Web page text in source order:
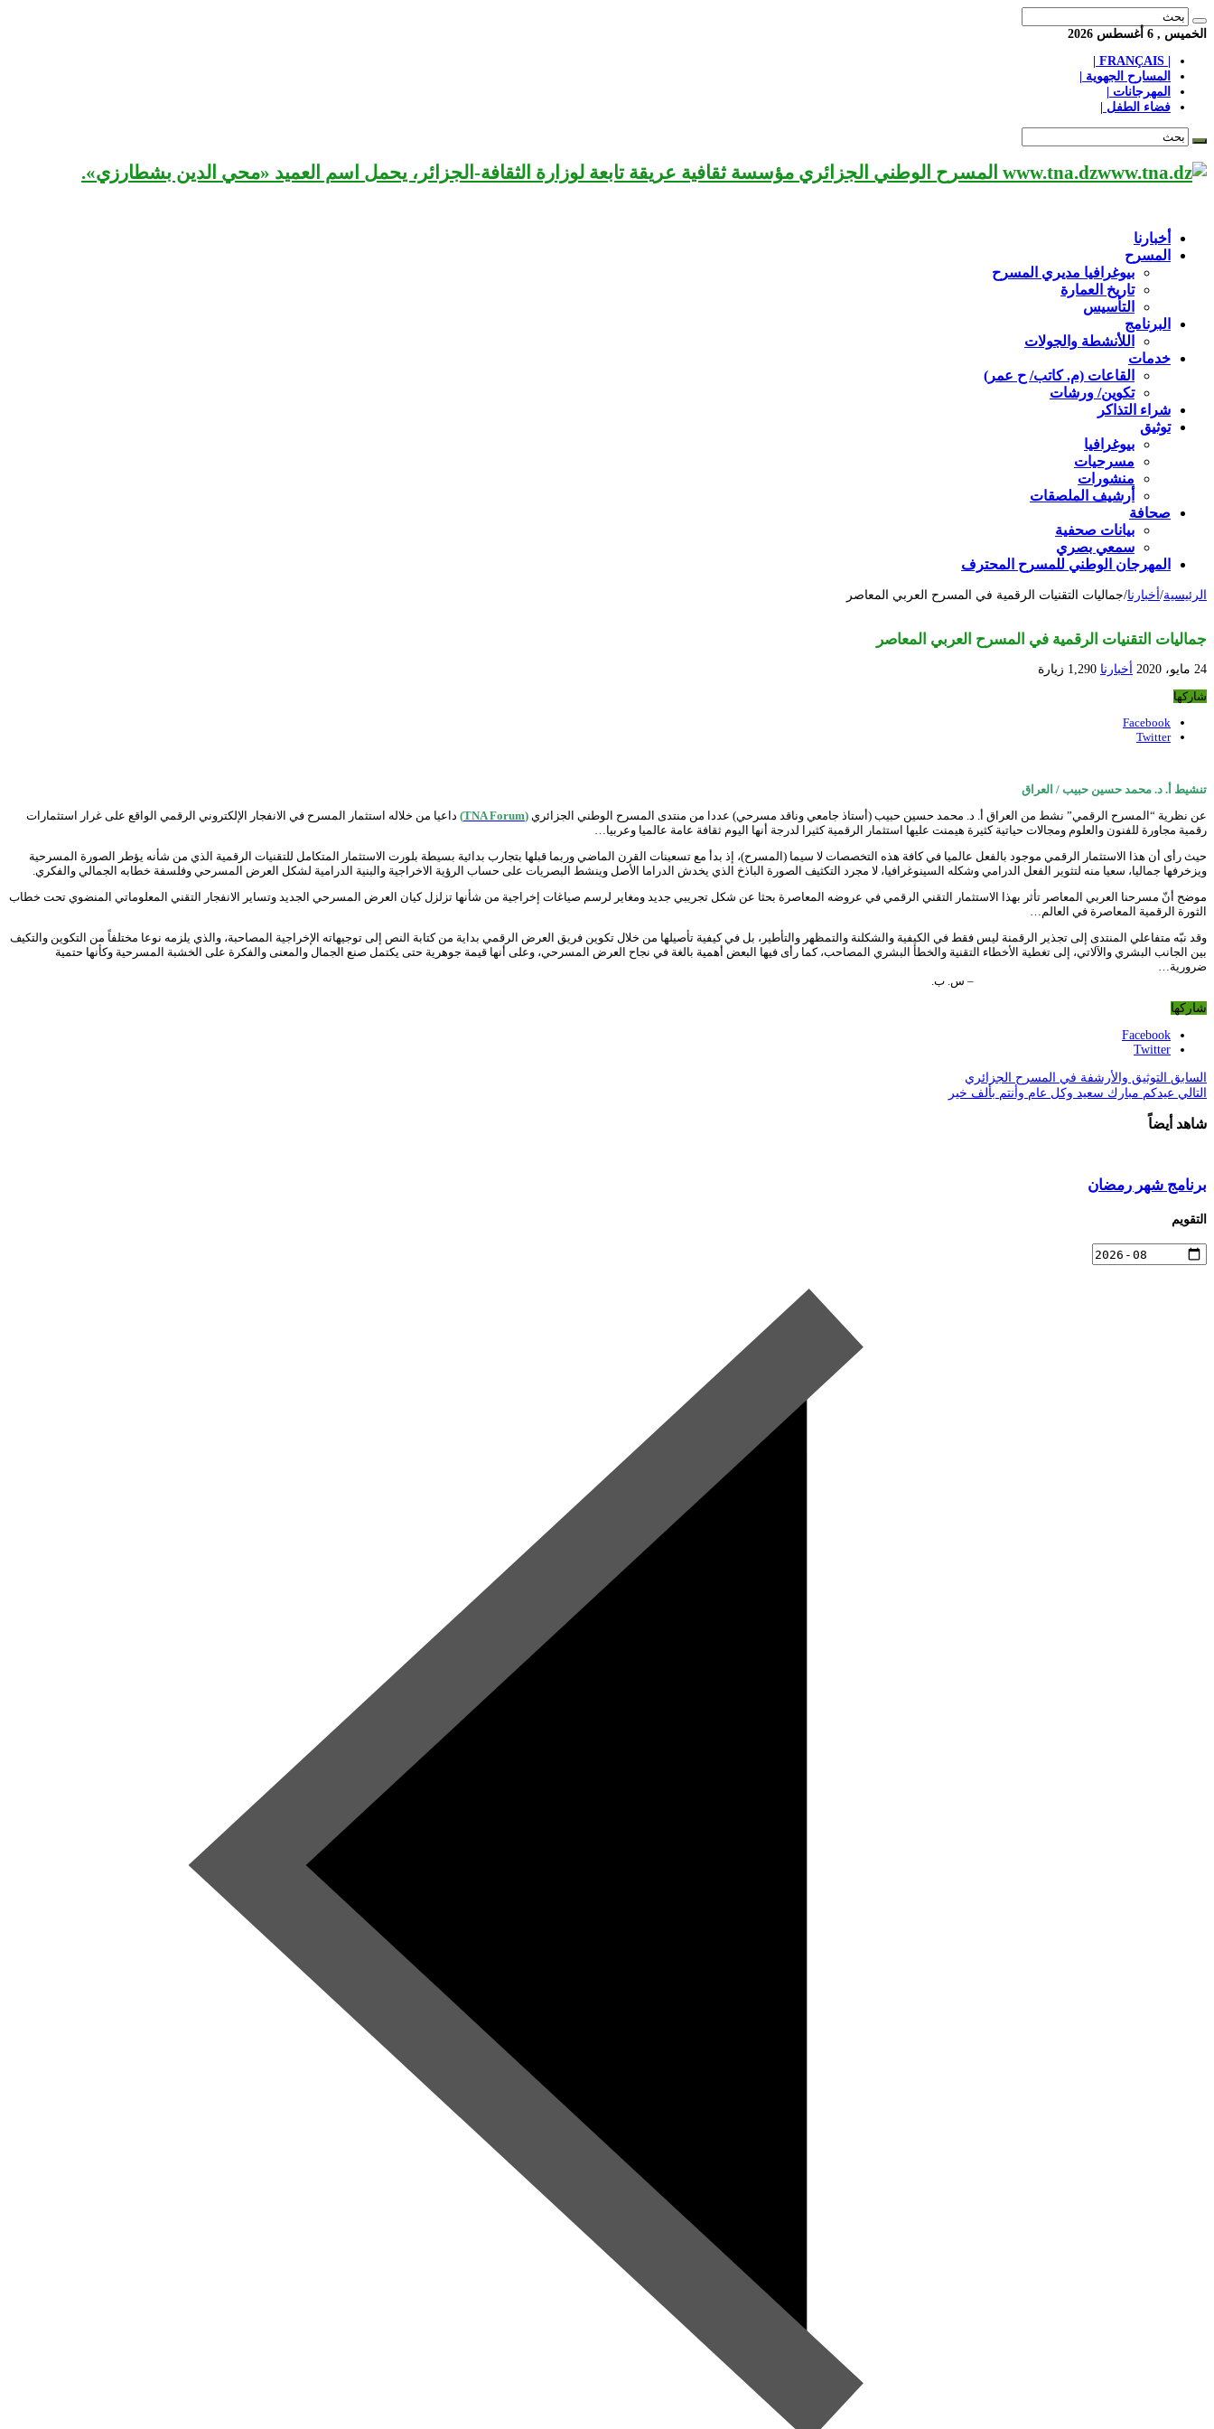
الخميس , 6 أغسطس 2026
المسارح الجهوية |
المهرجانات |
فضاء الطفل |
www.tna.dz المسرح الوطني الجزائري مؤسسة ثقافية عريقة تابعة لوزارة الثقافة-الجزائر، يحمل اسم العميد «محي الدين بشطارزي».
أخبارنا
المسرح
بيوغرافيا مديري المسرح
تاريخ العمارة
التأسيس
البرنامج
اللأنشطة والجولات
خدمات
القاعات (م. كاتب/ ح عمر)
تكوين/ ورشات
شراء التذاكر
توثيق
بيوغرافيا
مسرحيات
منشورات
أرشيف الملصقات
صحافة
بيانات صحفية
سمعي بصري
المهرجان الوطني للمسرح المحترف
الرئيسية/ أخبارنا/جماليات التقنيات الرقمية في المسرح العربي المعاصر
جماليات التقنيات الرقمية في المسرح العربي المعاصر
24 مايو، 2020 أخبارنا 1,290 زيارة
شاركها
Facebook
Twitter
تنشيط أ. د. محمد حسين حبيب / العراق
عن نظرية “المسرح الرقمي” نشط من العراق أ. د. محمد حسين حبيب (أستاذ جامعي وناقد مسرحي) عددا من منتدى المسرح الوطني الجزائري (TNA Forum)
داعيا من خلاله استثمار المسرح في الانفجار الإلكتروني الرقمي الواقع على غرار استثمارات
رقمية مجاورة للفنون والعلوم ومجالات حياتية كثيرة هيمنت عليها استثمار الرقمية كثيرا لدرجة أنها اليوم ثقافة عامة عالميا وعربيا…
حيث رأى أن هذا الاستثمار الرقمي موجود بالفعل عالميا في كافة هذه التخصصات لا سيما (المسرح)، إذ بدأ مع تسعينات القرن الماضي وربما قبلها بتجارب بدائية بسيطة بلورت الاستثمار المتكامل للتقنيات الرقمية الذي من شأنه يؤطر الصورة المسرحية
ويزخرفها جماليا، سعيا منه لتثوير الفعل الدرامي وشكله السينوغرافيا، لا مجرد التكثيف الصورة الباذخ الذي يخدش الدراما الأصل وينشط البصريات على حساب الرؤية الاخراجية والبنية الدرامية لشكل العرض المسرحي وفلسفة خطابه الجمالي والفكري.
موضح أنّ مسرحنا العربي المعاصر تأثر بهذا الاستثمار التقني الرقمي في عروضه المعاصرة بحثا عن شكل تجريبي جديد ومغاير لرسم صياغات إخراجية من شأنها تزلزل كيان العرض المسرحي الجديد وتساير الانفجار التقني المعلوماتي المنضوي تحت خطاب
الثورة الرقمية المعاصرة في العالم…
وقد نبّه متفاعلي المنتدى إلى تجذير الرقمنة ليس فقط في الكيفية والشكلنة والتمظهر والتأطير، بل في كيفية تأصيلها من خلال تكوين فريق العرض الرقمي بداية من كتابة النص إلى توجيهاته الإخراجية المصاحبة، والذي يلزمه نوعا مختلفاً من التكوين والتكيف
بين الجانب البشري والآلاتي، إلى تغطية الأخطاء التقنية والخطأ البشري المصاحب، كما رأى فيها البعض أهمية بالغة في نجاح العرض المسرحي، وعلى أنها قيمة جوهرية حتى يكتمل صنع الجمال والمعنى والفكرة على الخشبة المسرحية وكأنها حتمية
ضرورية…
– س. ب.
شاركها
Facebook
Twitter
السابق التوثيق والأرشفة في المسرح الجزائري
التالي عيدكم مبارك سعيد وكل عام وأنتم بألف خير
شاهد أيضاً
برنامج شهر رمضان
التقويم